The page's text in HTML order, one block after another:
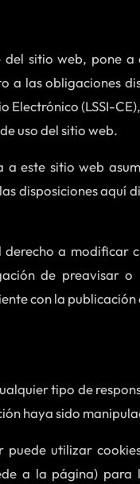
sitio web, pone
a las obligaciones
Electrónico (LSSI-
uso del sitio web.
a este sitio web
disposiciones aquí
derecho a modificar
de preavisar o
con la
tipo de
haya sido
utilizar
a la página) para